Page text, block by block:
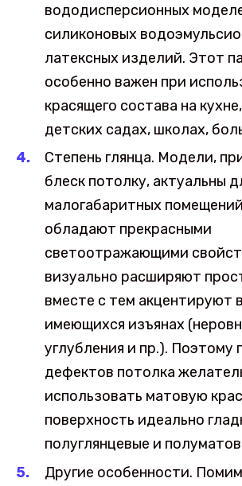
вододисперсионных
силиконовых
латексных изделий. Этот
особенно важен при
красящего состава на
детских садах, школах,
Степень глянца. Модели,
блеск потолку, актуальны
малогабаритных
обладают прекрасными
светоотражающими
визуально расширяют
вместе с тем акцентируют
имеющихся изъянах
углубления и пр.). Поэтому
дефектов потолка
использовать матовую
поверхность идеально
полуглянцевые и
Другие особенности.